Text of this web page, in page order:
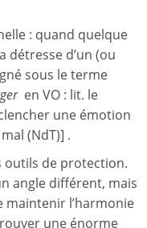
: quand quelque
détresse d’un (ou
sous le terme
en VO : lit. le
une émotion
(NdT)] .
outils de protection.
angle différent, mais
l’harmonie
une énorme